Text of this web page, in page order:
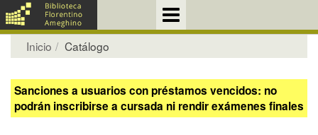
Inicio Catálogo
Sanciones a usuarios con préstamos vencidos: no
podrán inscribirse a cursada ni rendir exámenes finales